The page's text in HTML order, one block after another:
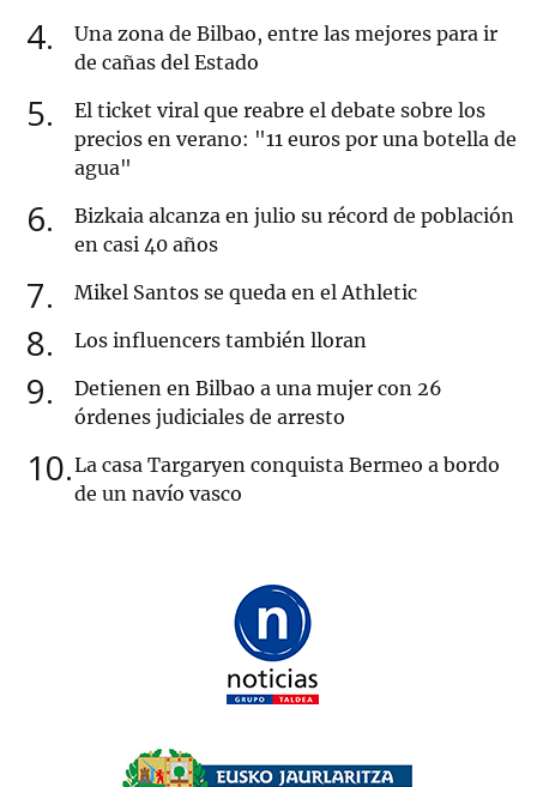
4
Una zona de Bilbao, entre las mejores para ir
de cañas del Estado
5
El ticket viral que reabre el debate sobre los
precios en verano: "11 euros por una botella de
agua"
6
Bizkaia alcanza en julio su récord de población
en casi 40 años
7 Mikel Santos se queda en el Athletic
8 Los influencers también lloran
9
Detienen en Bilbao a una mujer con 26
órdenes judiciales de arresto
10 La casa Targaryen conquista Bermeo a bordo
de un navío vasco